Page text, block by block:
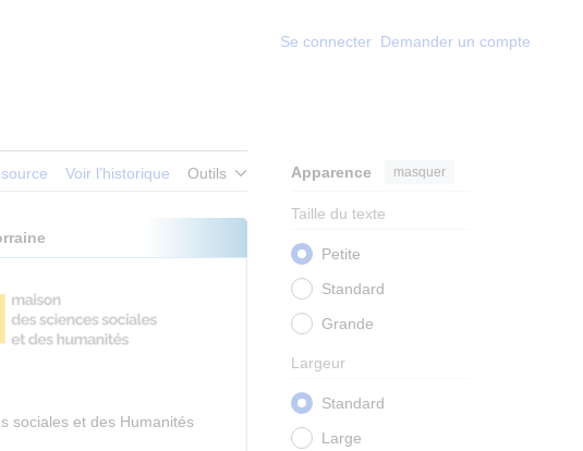
Se connecter Demander un compte
Voir l’historique Outils Apparence masquer
Taille du texte
Petite
Standard
Grande
Largeur
Standard
Large
sociales et des Humanités